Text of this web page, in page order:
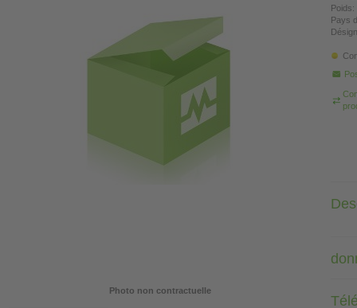
Photo non contractuelle
Poids:
Pays